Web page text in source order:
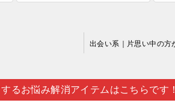
るお悩み解消アイテムはこちらです！